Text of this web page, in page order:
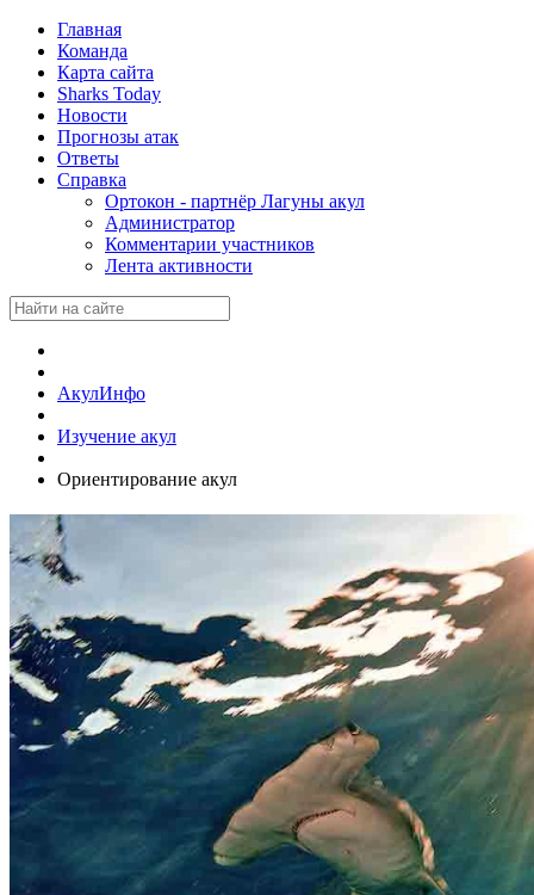
Главная
Команда
Карта сайта
Sharks Today
Новости
Прогнозы атак
Ответы
Справка
Ортокон - партнёр Лагуны акул
Администратор
Комментарии участников
Лента активности
АкулИнфо
Изучение акул
Ориентирование акул